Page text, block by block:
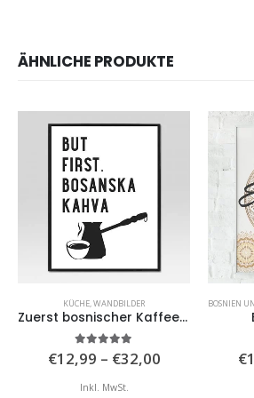
ÄHNLICHE PRODUKTE
KÜCHE,WANDBILDER
Zuerst bosnischer Kaffee (weiß)
5.00 von 5
€12,99 – €32,00Preisspanne:
Inkl. MwSt.
BOSNIEN
€